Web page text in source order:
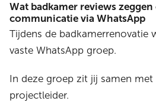
Wat badkamer reviews
communicatie via WhatsApp
Tijdens de badkamerrenovatie
vaste WhatsApp groep.
In deze groep zit jij samen
projectleider.